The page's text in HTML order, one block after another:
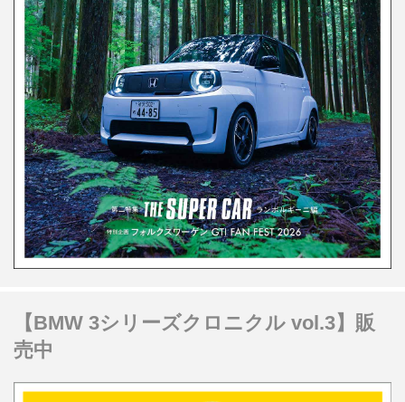
【BMW 3シリーズクロニクル vol.3】販
売中